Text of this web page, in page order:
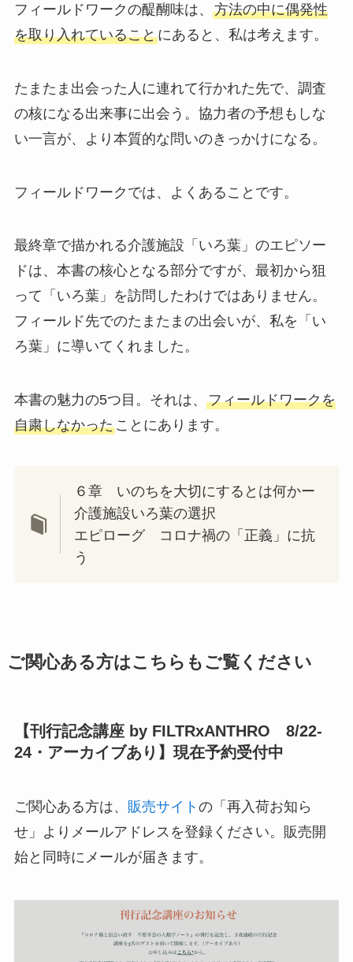
フィールドワークの醍醐味は、 方法の中に偶発性
を取り入れていることにあると、私は考えます。
たまたま出会った人に連れて行かれた先で、調査
の核になる出来事に出会う。協力者の予想もしな
い一言が、より本質的な問いのきっかけになる。
フィールドワークでは、よくあることです。
最終章で描かれる介護施設「いろ葉」のエピソー
ドは、本書の核心となる部分ですが、最初から狙
って「いろ葉」を訪問したわけではありません。
フィールド先でのたまたまの出会いが、私を「い
ろ葉」に導いてくれました。
本書の魅力の5つ目。それは、 フィールドワークを
自粛しなかったことにあります。
６章 いのちを大切にするとは何かー
介護施設いろ葉の選択
エピローグ コロナ禍の「正義」に抗
う
ご関心ある方はこちらもご覧ください
【刊行記念講座 by FILTRxANTHRO 8/22-
24・アーカイブあり】現在予約受付中
ご関心ある方は、 販売サイト の「再入荷お知ら
せ」よりメールアドレスを登録ください。販売開
始と同時にメールが届きます。